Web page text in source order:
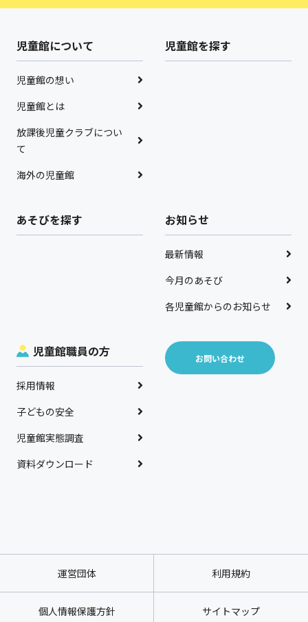
児童館について
児童館の想い
児童館とは
放課後児童クラブについ
て
海外の児童館
児童館を探す
あそびを探す お知らせ
最新情報
今月のあそび
各児童館からのお知らせ
児童館職員の方
採用情報
子どもの安全
児童館実態調査
資料ダウンロード
お問い合わせ
運営団体 利用規約
個人情報保護方針 サイトマップ